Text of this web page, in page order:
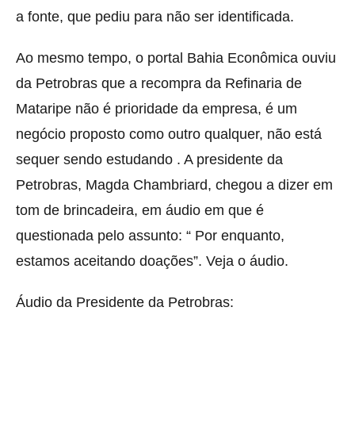
a fonte, que pediu para não ser identificada.
Ao mesmo tempo, o portal Bahia Econômica ouviu
da Petrobras que a recompra da Refinaria de
Mataripe não é prioridade da empresa, é um
negócio proposto como outro qualquer, não está
sequer sendo estudando . A presidente da
Petrobras, Magda Chambriard, chegou a dizer em
tom de brincadeira, em áudio em que é
questionada pelo assunto: “ Por enquanto,
estamos aceitando doações”. Veja o áudio.
Áudio da Presidente da Petrobras: